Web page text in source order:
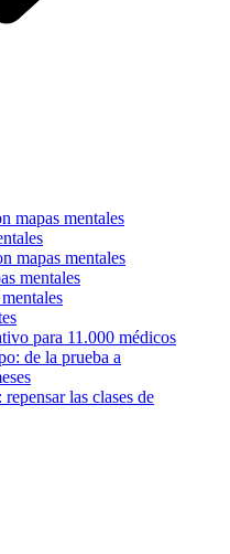
mapas mentales
mapas mentales
mentales
para 11.000 médicos
de la prueba a
las clases de